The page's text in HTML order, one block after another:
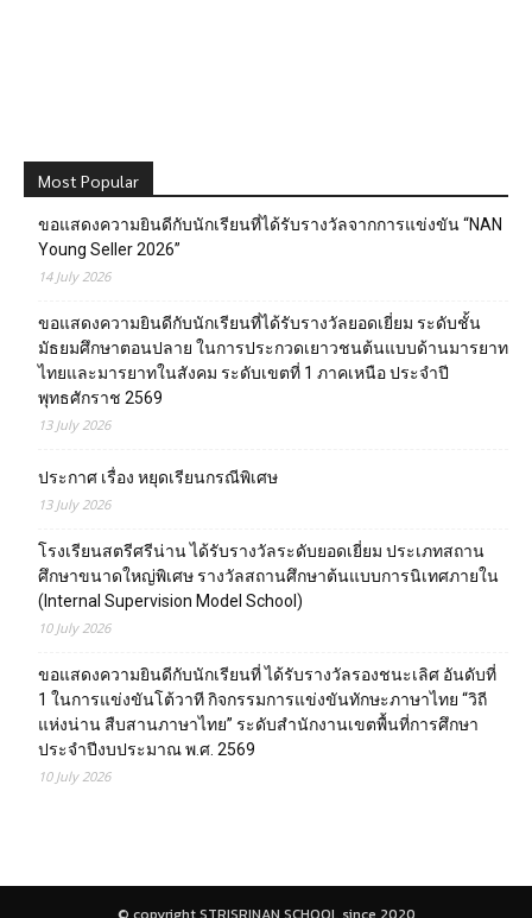
Most Popular
ขอแสดงความยินดีกับนักเรียนที่ได้รับรางวัลจากการแข่งขัน “NAN
Young Seller 2026”
14 July 2026
ขอแสดงความยินดีกับนักเรียนที่ได้รับรางวัลยอดเยี่ยม ระดับชั้น
มัธยมศึกษาตอนปลาย ในการประกวดเยาวชนต้นแบบด้านมารยาท
ไทยและมารยาทในสังคม ระดับเขตที่ 1 ภาคเหนือ ประจำปี
พุทธศักราช 2569
13 July 2026
ประกาศ เรื่อง หยุดเรียนกรณีพิเศษ
13 July 2026
โรงเรียนสตรีศรีน่าน ได้รับรางวัลระดับยอดเยี่ยม ประเภทสถาน
ศึกษาขนาดใหญ่พิเศษ รางวัลสถานศึกษาต้นแบบการนิเทศภายใน
(Internal Supervision Model School)
10 July 2026
ขอแสดงความยินดีกับนักเรียนที่ ได้รับรางวัลรองชนะเลิศ อันดับที่
1 ในการแข่งขันโต้วาที กิจกรรมการแข่งขันทักษะภาษาไทย “วิถี
แห่งน่าน สืบสานภาษาไทย” ระดับสำนักงานเขตพื้นที่การศึกษา
ประจำปีงบประมาณ พ.ศ. 2569
10 July 2026